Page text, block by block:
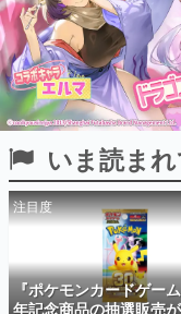
ピックア
電ファミのいま読ま
アプリセール情報
インタビュー
いま読ま
注目度
『ポケモンカードゲー
年記念商品の抽選販売